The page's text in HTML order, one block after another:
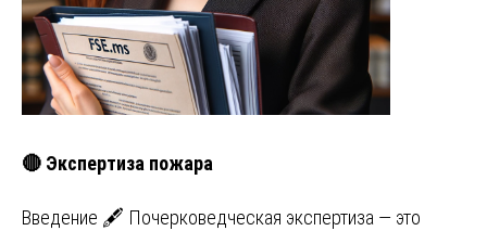
🔴 Экспертиза пожара
Введение 🖋️ Почерковедческая экспертиза — это